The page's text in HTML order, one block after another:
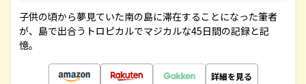
子供の頃から夢見ていた南の島に滞在することになった筆者
が、島で出合うトロピカルでマジカルな45日間の記録と記
憶。
詳細を見る